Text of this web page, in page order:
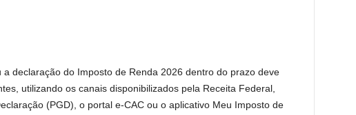
declaração do Imposto de Renda 2026 dentro do prazo deve
utilizando os canais disponibilizados pela Receita Federal,
(PGD), o portal e-CAC ou o aplicativo Meu Imposto de